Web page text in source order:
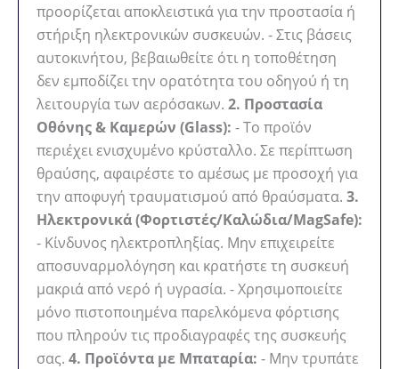
προορίζεται αποκλειστικά για την προστασία ή
στήριξη ηλεκτρονικών συσκευών. - Στις βάσεις
αυτοκινήτου, βεβαιωθείτε ότι η τοποθέτηση
δεν εμποδίζει την ορατότητα του οδηγού ή τη
λειτουργία των αερόσακων. 2. Προστασία
Οθόνης & Καμερών (Glass): - Το προϊόν
περιέχει ενισχυμένο κρύσταλλο. Σε περίπτωση
θραύσης, αφαιρέστε το αμέσως με προσοχή για
την αποφυγή τραυματισμού από θραύσματα. 3.
Ηλεκτρονικά (Φορτιστές/Καλώδια/MagSafe):
- Κίνδυνος ηλεκτροπληξίας. Μην επιχειρείτε
αποσυναρμολόγηση και κρατήστε τη συσκευή
μακριά από νερό ή υγρασία. - Χρησιμοποιείτε
μόνο πιστοποιημένα παρελκόμενα φόρτισης
που πληρούν τις προδιαγραφές της συσκευής
σας. 4. Προϊόντα με Μπαταρία: - Μην τρυπάτε